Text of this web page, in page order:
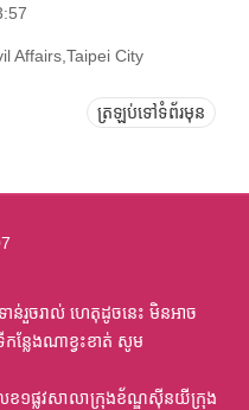
Affairs,Taipei City
ត្រឡប់ទៅទំព័រមុន
ាន់រួចរាល់ ហេតុដូចនេះ មិនអាច
កន្លែងណាខ្វះខាត់ សូម
េខ១ផ្លូវសាលាក្រុងខ័ណ្ឌស៊ីនយីក្រុង